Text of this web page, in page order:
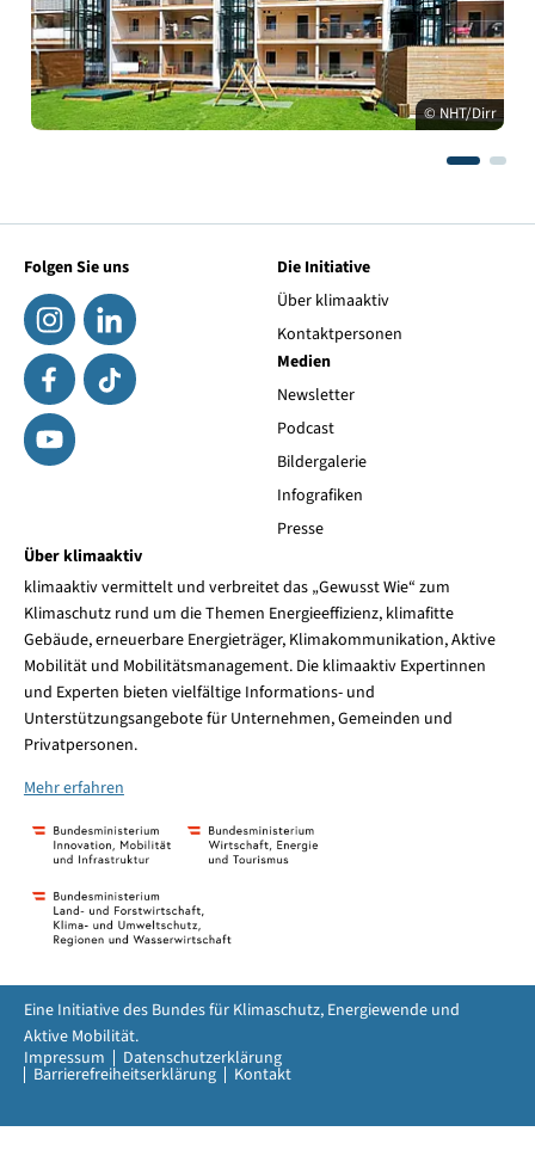
© NHT/Dirr
Folgen Sie uns
Die Initiative
Über klimaaktiv
Kontaktpersonen
Medien
Newsletter
Podcast
Bildergalerie
Infografiken
Presse
Über klimaaktiv
klimaaktiv vermittelt und verbreitet das „Gewusst Wie“ zum
Klimaschutz rund um die Themen Energieeffizienz, klimafitte
Gebäude, erneuerbare Energieträger, Klimakommunikation, Aktive
Mobilität und Mobilitätsmanagement. Die klimaaktiv Expertinnen
und Experten bieten vielfältige Informations- und
Unterstützungsangebote für Unternehmen, Gemeinden und
Privatpersonen.
Mehr erfahren
Impressum Datenschutzerklärung
Barrierefreiheitserklärung Kontakt
Eine Initiative des Bundes für Klimaschutz, Energiewende und
Aktive Mobilität.